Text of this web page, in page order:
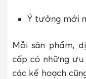
Ý tưởng mới
Mỗi sản phẩm,
cấp có những ưu
các kế hoạch